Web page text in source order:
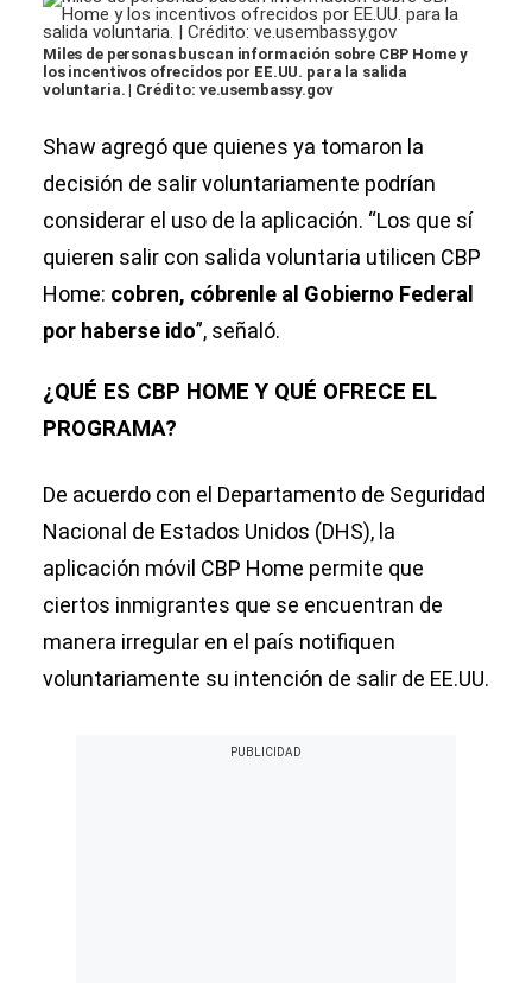
Miles de personas buscan información sobre CBP Home y
los incentivos ofrecidos por EE.UU. para la salida
voluntaria. | Crédito: ve.usembassy.gov
Shaw agregó que quienes ya tomaron la
decisión de salir voluntariamente podrían
considerar el uso de la aplicación. “Los que sí
quieren salir con salida voluntaria utilicen CBP
Home: cobren, cóbrenle al Gobierno Federal
por haberse ido”, señaló.
¿QUÉ ES CBP HOME Y QUÉ OFRECE EL
PROGRAMA?
De acuerdo con el Departamento de Seguridad
Nacional de Estados Unidos (DHS), la
aplicación móvil CBP Home permite que
ciertos inmigrantes que se encuentran de
manera irregular en el país notifiquen
voluntariamente su intención de salir de EE.UU.